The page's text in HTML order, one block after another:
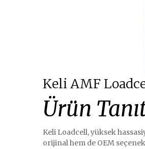
Keli AMF
Ürün
Keli Loadcell, yüksek
orijinal hem de OEM